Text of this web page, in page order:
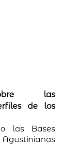
las
de los
las Bases